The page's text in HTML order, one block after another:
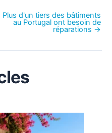
Plus d'un tiers des bâtiments
au Portugal ont besoin de
réparations →